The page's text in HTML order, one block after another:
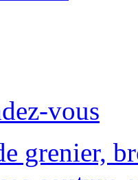
vous
grenier,